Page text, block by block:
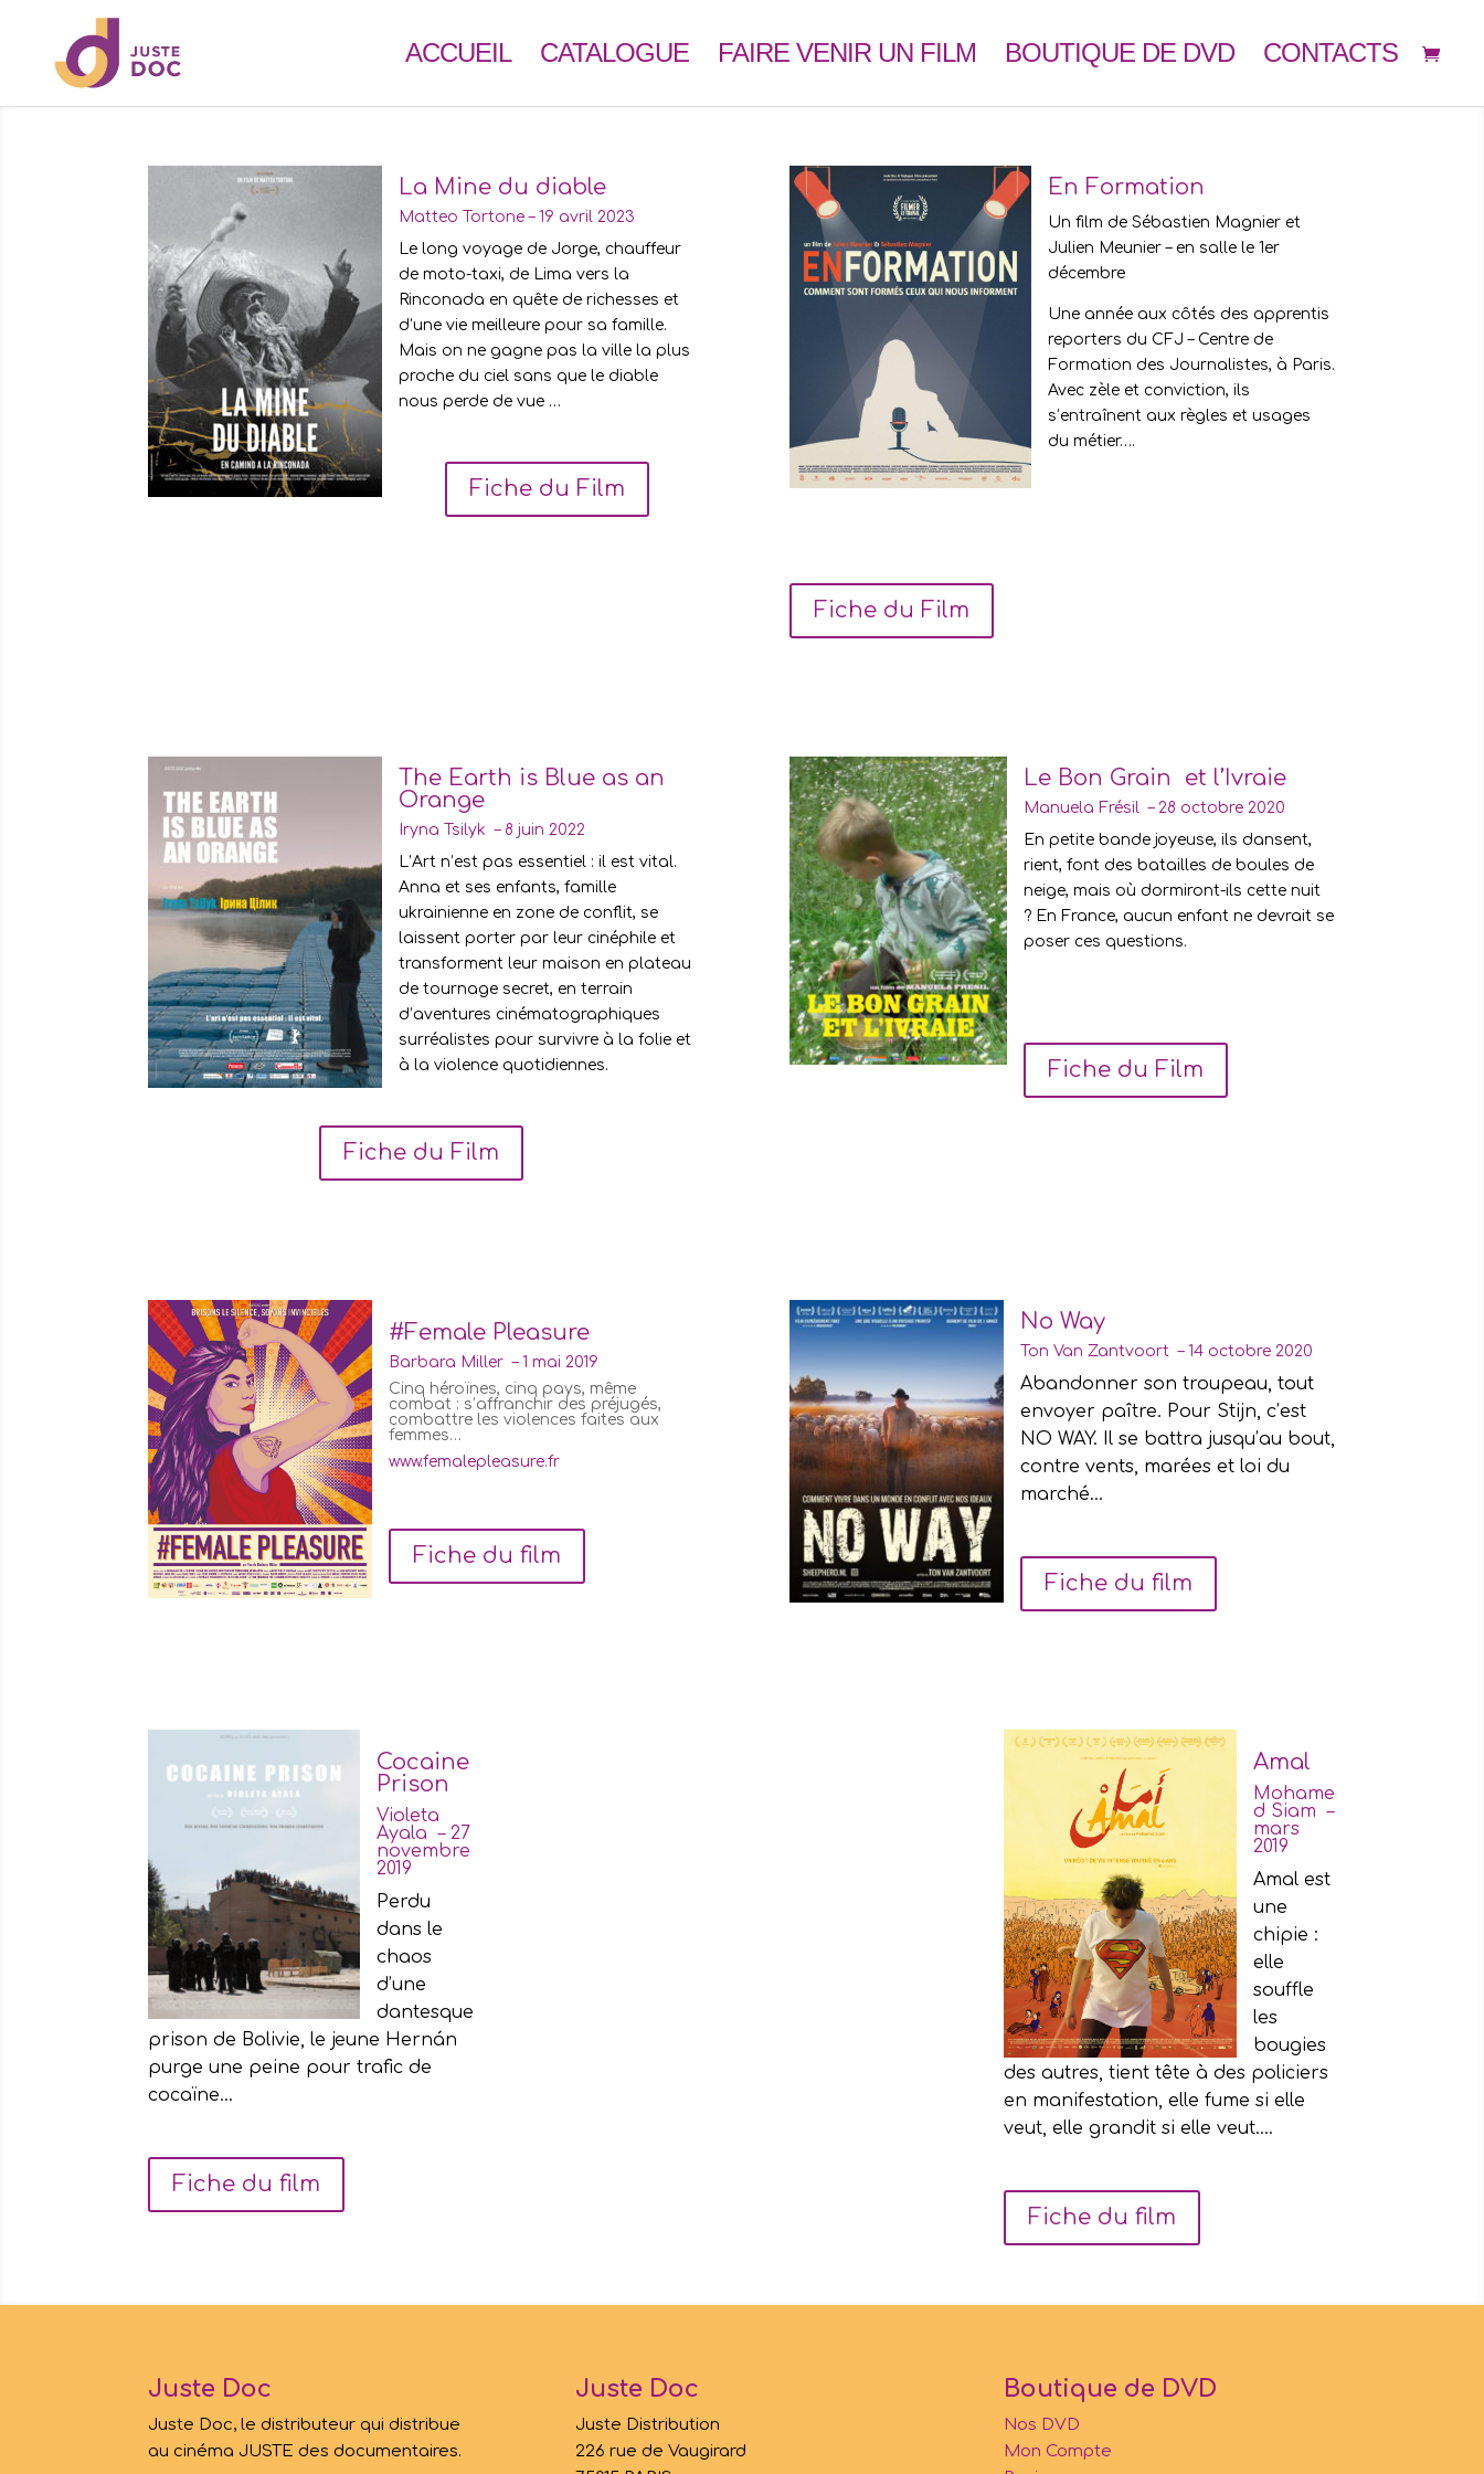
ACCUEIL CATALOGUE FAIRE VENIR UN FILM BOUTIQUE DE DVD CONTACTS
La Mine du diable
Matteo Tortone – 19 avril 2023
Le long voyage de Jorge, chauffeur
de moto-taxi, de Lima vers la
Rinconada en quête de richesses et
d’une vie meilleure pour sa famille.
Mais on ne gagne pas la ville la plus
proche du ciel sans que le diable
nous perde de vue …
Fiche du Film
En Formation
Un film de Sébastien Magnier et
Julien Meunier – en salle le 1er
décembre
Une année aux côtés des apprentis
reporters du CFJ – Centre de
Formation des Journalistes, à Paris.
Avec zèle et conviction, ils
s’entraînent aux règles et usages
du métier….
Fiche du Film
The Earth is Blue as an
Orange
Iryna Tsilyk – 8 juin 2022
L’Art n’est pas essentiel : il est vital.
Anna et ses enfants, famille
ukrainienne en zone de conflit, se
laissent porter par leur cinéphile et
transforment leur maison en plateau
de tournage secret, en terrain
d’aventures cinématographiques
surréalistes pour survivre à la folie et
à la violence quotidiennes.
Fiche du Film
Le Bon Grain et l’Ivraie
Manuela Frésil – 28 octobre 2020
En petite bande joyeuse, ils dansent,
rient, font des batailles de boules de
neige, mais où dormiront-ils cette nuit
? En France, aucun enfant ne devrait se
poser ces questions.
Fiche du Film
#Female Pleasure
Barbara Miller – 1 mai 2019
Cinq héroïnes, cinq pays, même
combat : s’affranchir des préjugés,
combattre les violences faites aux
femmes…
www.femalepleasure.fr
Fiche du film
No Way
Ton Van Zantvoort – 14 octobre 2020
Abandonner son troupeau, tout
envoyer paître. Pour Stijn, c’est
NO WAY. Il se battra jusqu’au bout,
contre vents, marées et loi du
marché…
Fiche du film
Cocaine
Prison
Violeta
Ayala – 27
novembre
2019
Perdu
dans le
chaos
d’une
dantesque
prison de Bolivie, le jeune Hernán
purge une peine pour trafic de
cocaïne…
Fiche du film
Amal
Mohame
d Siam –
mars
2019
Amal est
une
chipie :
elle
souffle
les
bougies
des autres, tient tête à des policiers
en manifestation, elle fume si elle
veut, elle grandit si elle veut….
Fiche du film
Juste Doc
Juste Doc, le distributeur qui distribue
au cinéma JUSTE des documentaires.
Juste Doc
Juste Distribution
226 rue de Vaugirard
Boutique de DVD
Nos DVD
Mon Compte